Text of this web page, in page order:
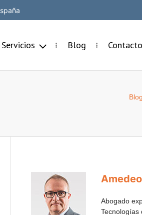
Servicios Blog Contacto
Blog
Abogado
Tecnologías